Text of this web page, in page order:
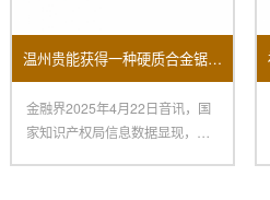
温州贵能获得一种硬质合金锯条磨齿机床专利
金融界2025年4月22日音讯，国
家知识产权局信息数据显现，温